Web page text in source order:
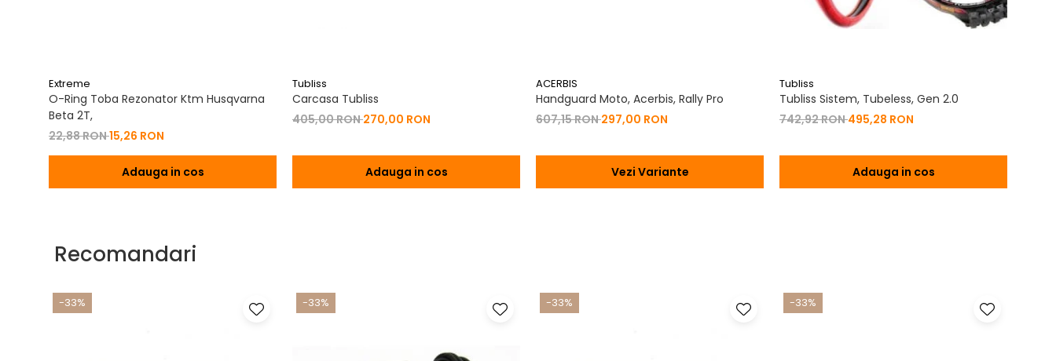
Extreme
O-Ring Toba Rezonator Ktm Husqvarna
Beta 2T,
22,88 RON15,26 RON
Adauga in cos
Tubliss
Carcasa Tubliss
405,00 RON270,00 RON
Adauga in cos
ACERBIS
Handguard Moto, Acerbis, Rally Pro
607,15 RON297,00 RON
Vezi Variante
Tubliss
Tubliss Sistem, Tubeless, Gen 2.0
742,92 RON495,28 RON
Adauga in cos
Recomandari
-33% -33% -33% -33%